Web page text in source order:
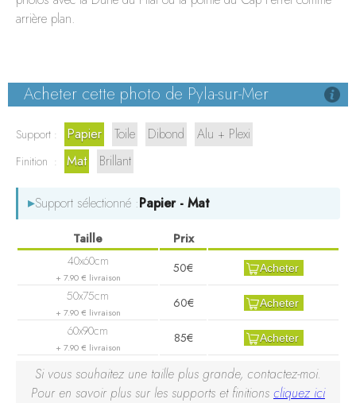
arrière plan.
Acheter cette photo de Pyla-sur-Mer
Support : Papier Toile Dibond Alu + Plexi
Finition : Mat Brillant
▸Support sélectionné :Papier - Mat
+ 7.90 € livraison
50€ Acheter
+ 7.90 € livraison
60€ Acheter
+ 7.90 € livraison
85€ Acheter
Si vous souhaitez une taille plus grande, contactez-moi.
Pour en savoir plus sur les supports et finitions cliquez ici